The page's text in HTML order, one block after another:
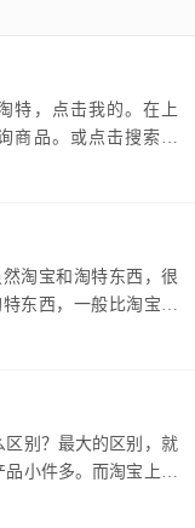
特，点击我的。在上
商品。或点击搜索图
淘宝和淘特东西，很
东西，一般比淘宝便
别？最大的区别，就
小件多。而淘宝上的
淘宝与淘...